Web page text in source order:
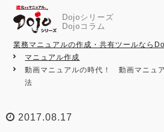
Dojoシリーズ
Dojoコラム
業務マニュアルの作成・共有ツールなら
マニュアル作成
動画マニュアルの時代！ 動画マニュ
法
2017.08.17